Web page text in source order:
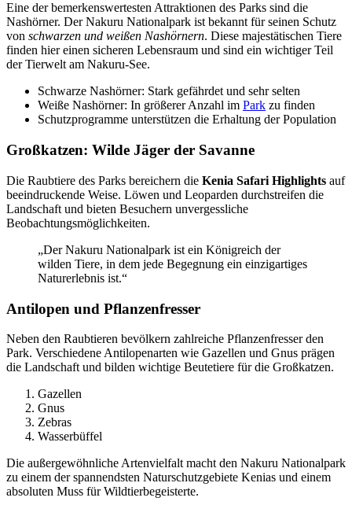
Eine der bemerkenswertesten Attraktionen des Parks sind die
Nashörner. Der Nakuru Nationalpark ist bekannt für seinen Schutz
von schwarzen und weißen Nashörnern. Diese majestätischen Tiere
finden hier einen sicheren Lebensraum und sind ein wichtiger Teil
der Tierwelt am Nakuru-See.
Schwarze Nashörner: Stark gefährdet und sehr selten
Weiße Nashörner: In größerer Anzahl im Park zu finden
Schutzprogramme unterstützen die Erhaltung der Population
Großkatzen: Wilde Jäger der Savanne
Die Raubtiere des Parks bereichern die Kenia Safari Highlights auf
beeindruckende Weise. Löwen und Leoparden durchstreifen die
Landschaft und bieten Besuchern unvergessliche
Beobachtungsmöglichkeiten.
„Der Nakuru Nationalpark ist ein Königreich der
wilden Tiere, in dem jede Begegnung ein einzigartiges
Naturerlebnis ist.“
Antilopen und Pflanzenfresser
Neben den Raubtieren bevölkern zahlreiche Pflanzenfresser den
Park. Verschiedene Antilopenarten wie Gazellen und Gnus prägen
die Landschaft und bilden wichtige Beutetiere für die Großkatzen.
Gazellen
Gnus
Zebras
Wasserbüffel
Die außergewöhnliche Artenvielfalt macht den Nakuru Nationalpark
zu einem der spannendsten Naturschutzgebiete Kenias und einem
absoluten Muss für Wildtierbegeisterte.